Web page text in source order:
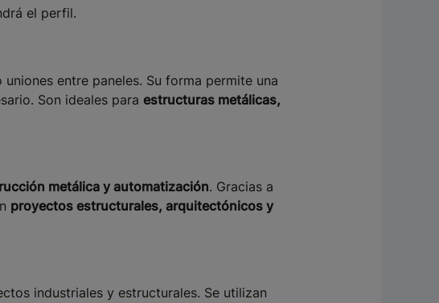
el perfil.
entre paneles. Su forma permite una
Son ideales paraestructuras metálicas,
metálica y automatización. Gracias a
proyectos estructurales, arquitectónicos y
industriales y estructurales. Se utilizan